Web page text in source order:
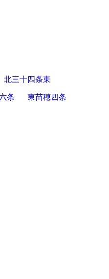
北三十四条東
条 東苗穂四条